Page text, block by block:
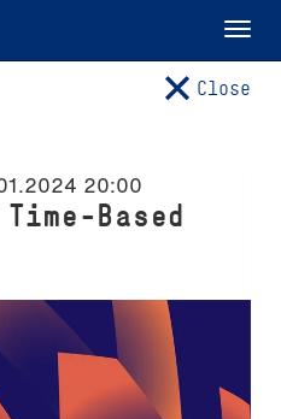
Close
20:00
Based